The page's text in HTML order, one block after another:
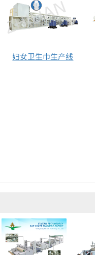
妇女卫生巾生产线